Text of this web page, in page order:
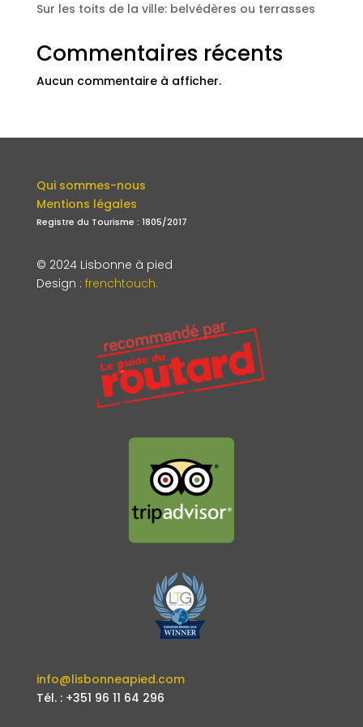
Sur les toits de la ville: belvédères ou terrasses
Commentaires récents
Aucun commentaire à afficher.
Qui sommes-nous
Mentions légales
Registre du Tourisme : 1805/2017
© 2024 Lisbonne à pied
Design : frenchtouch.
info@lisbonneapied.com
Tél. : +351 96 11 64 296